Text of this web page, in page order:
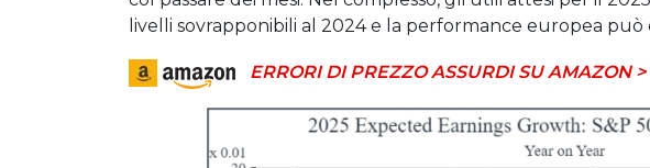
livelli sovrapponibili al 2024 e la performance europea
ERRORI DI PREZZO ASSURDI SU AMAZON